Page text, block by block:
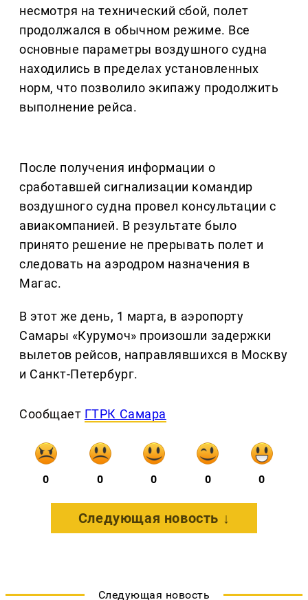
несмотря на технический сбой, полет
продолжался в обычном режиме. Все
основные параметры воздушного судна
находились в пределах установленных
норм, что позволило экипажу продолжить
выполнение рейса.
После получения информации о
сработавшей сигнализации командир
воздушного судна провел консультации с
авиакомпанией. В результате было
принято решение не прерывать полет и
следовать на аэродром назначения в
Магас.
В этот же день, 1 марта, в аэропорту
Самары «Курумоч» произошли задержки
вылетов рейсов, направлявшихся в Москву
и Санкт-Петербург.
Сообщает ГТРК Самара
0 0 0 0 0
Следующая новость ↓
Следующая новость